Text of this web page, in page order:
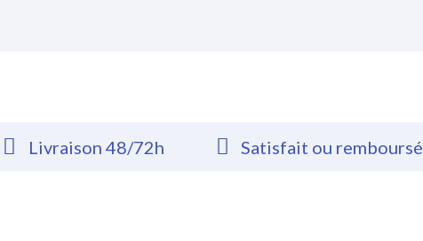
Livraison 48/72h Satisfait ou remboursé